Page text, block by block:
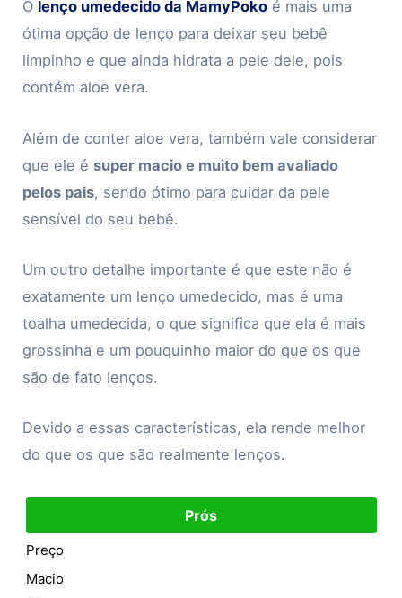
O lenço umedecido da MamyPoko é mais uma
ótima opção de lenço para deixar seu bebê
limpinho e que ainda hidrata a pele dele, pois
contém aloe vera.
Além de conter aloe vera, também vale considerar
que ele ésuper macio e muito bem avaliado
pelos pais, sendo ótimo para cuidar da pele
sensível do seu bebê.
Um outro detalhe importante é que este não é
exatamente um lenço umedecido, mas é uma
toalha umedecida, o que significa que ela é mais
grossinha e um pouquinho maior do que os que
são de fato lenços.
Devido a essas características, ela rende melhor
do que os que são realmente lenços.
Prós
Preço
Macio